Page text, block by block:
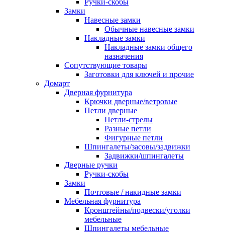
Ручки-скобы
Замки
Навесные замки
Обычные навесные замки
Накладные замки
Накладные замки общего
назначения
Сопутствующие товары
Заготовки для ключей и прочие
Домарт
Дверная фурнитура
Крючки дверные/ветровые
Петли дверные
Петли-стрелы
Разные петли
Фигурные петли
Шпингалеты/засовы/задвижки
Задвижки/шпингалеты
Дверные ручки
Ручки-скобы
Замки
Почтовые / накидные замки
Мебельная фурнитура
Кронштейны/подвески/уголки
мебельные
Шпингалеты мебельные